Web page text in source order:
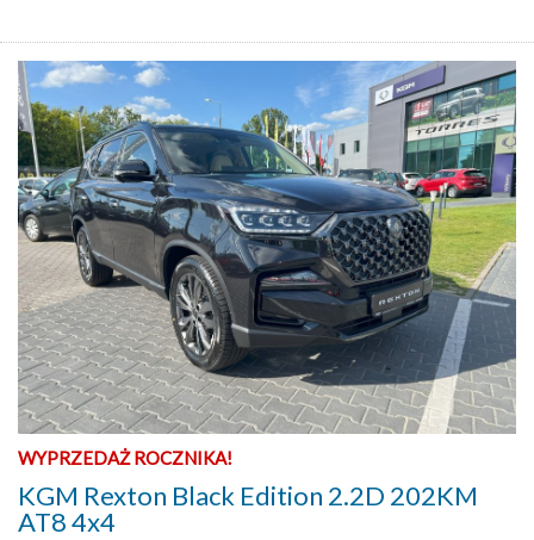
WYPRZEDAŻ ROCZNIKA!
KGM Rexton Black Edition 2.2D 202KM
AT8 4x4